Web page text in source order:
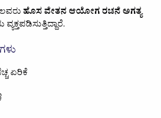
ಹೊಸ ವೇತನ ಆಯೋಗ ರಚನೆ ಅಗತ್ಯ
ಏರಿಕೆ